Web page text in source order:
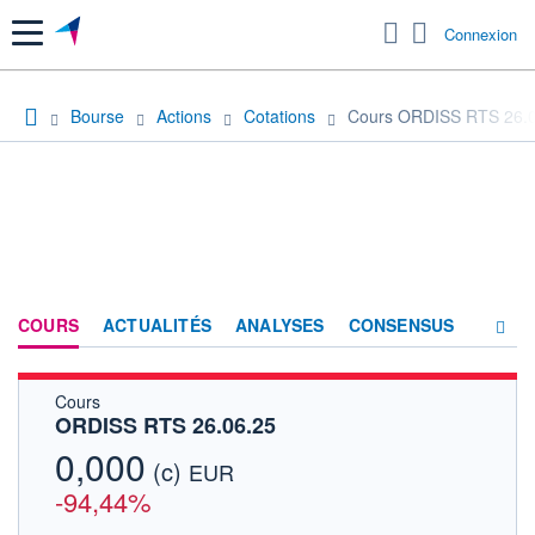
Menu Connexion
Bourse Actions Cotations Cours ORDISS RTS
COURS ACTUALITÉS ANALYSES CONSENSUS
Cours
ORDISS RTS 26.06.25
0,000 (c) EUR
-94,44%